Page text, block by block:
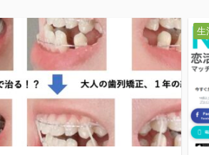
生